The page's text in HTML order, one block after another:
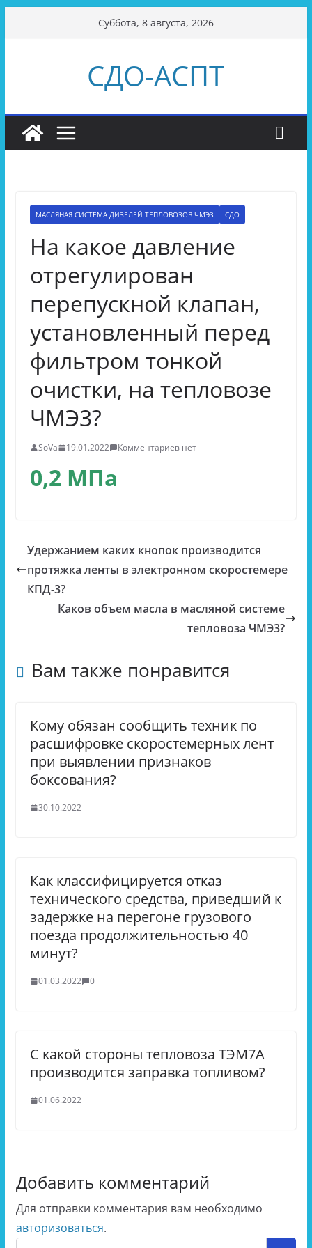
Суббота, 8 августа, 2026
СДО-АСПТ
МАСЛЯНАЯ СИСТЕМА ДИЗЕЛЕЙ ТЕПЛОВОЗОВ ЧМЭ3 СДО
На какое давление
отрегулирован
перепускной клапан,
установленный перед
фильтром тонкой
очистки, на тепловозе
ЧМЭ3?
SoVa 19.01.2022 Комментариев нет
0,2 МПа
Удержанием каких кнопок производится
протяжка ленты в электронном скоростемере
КПД-3?
Каков объем масла в масляной системе
тепловоза ЧМЭ3?
Вам также понравится
Кому обязан сообщить техник по
расшифровке скоростемерных лент
при выявлении признаков
боксования?
30.10.2022
Как классифицируется отказ
технического средства, приведший к
задержке на перегоне грузового
поезда продолжительностью 40
минут?
01.03.2022 0
С какой стороны тепловоза ТЭМ7А
производится заправка топливом?
01.06.2022
Добавить комментарий
Для отправки комментария вам необходимо
авторизоваться.